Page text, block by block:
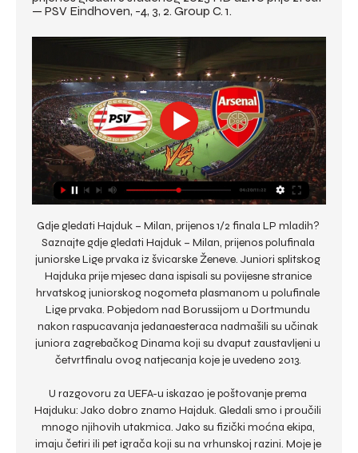
— PSV Eindhoven, -4, 3, 2. Group C. 1.
Gdje gledati Hajduk – Milan, prijenos 1/2 finala LP mladih?
Saznajte gdje gledati Hajduk – Milan, prijenos polufinala
juniorske Lige prvaka iz švicarske Ženeve. Juniori splitskog
Hajduka prije mjesec dana ispisali su povijesne stranice
hrvatskog juniorskog nogometa plasmanom u polufinale
Lige prvaka. Pobjedom nad Borussijom u Dortmundu
nakon raspucavanja jedanaesteraca nadmašili su učinak
juniora zagrebačkog Dinama koji su dvaput zaustavljeni u
četvrtfinalu ovog natjecanja koje je uvedeno 2013.
U razgovoru za UEFA-u iskazao je poštovanje prema
Hajduku: Jako dobro znamo Hajduk. Gledali smo i proučili
mnogo njihovih utakmica. Jako su fizički moćna ekipa,
imaju četiri ili pet igrača koji su na vrhunskoj razini. Moje je